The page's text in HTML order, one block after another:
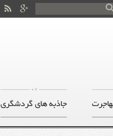
07
جاذبه های گردشگری